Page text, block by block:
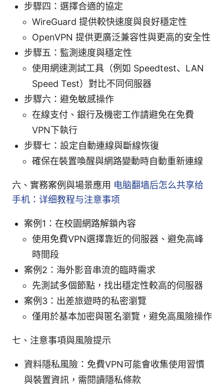
步驟四：選擇合適的協定
WireGuard 提供較快速度與良好穩定性
OpenVPN 提供更廣泛兼容性與更高的安全性
步驟五：監測速度與穩定性
使用網速測試工具（例如 Speedtest、LAN
Speed Test）對比不同伺服器
步驟六：避免敏感操作
在線支付、銀行及機密工作請避免在免費
VPN下執行
步驟七：設定自動連線與斷線恢復
確保在裝置喚醒與網路變動時自動重新連線
六、實務案例與場景應用 电脑翻墙后怎么共享给
手机：详细教程与注意事项
案例1：在校園網路解鎖內容
使用免費VPN選擇靠近的伺服器、避免高峰
時間段
案例2：海外影音串流的臨時需求
先測試多個節點，找出穩定性較高的伺服器
案例3：出差旅遊時的私密瀏覽
僅用於基本加密與匿名瀏覽，避免高風險操作
七、注意事項與風險提示
資料隱私風險：免費VPN可能會收集使用習慣
與裝置資訊，需閱讀隱私條款